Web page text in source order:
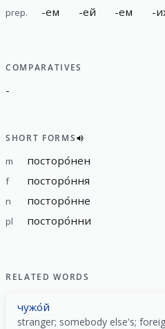
prep. -ем -ей -ем -
COMPARATIVES
-
SHORT FORMS
m посторо́нен
f посторо́ння
n посторо́нне
pl посторо́нни
RELATED WORDS
чужо́й
stranger; somebody else's;